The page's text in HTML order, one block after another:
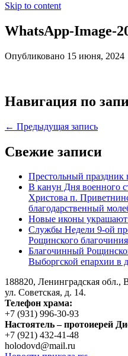
Skip to content
WhatsApp-Image-
Опубликовано 15 июня, 2024
Навигация по
← Предыдущая запись
Свежие записи
Престольный праздник
В канун Дня военного
Христова п.
благодарственный
Новые иконы
Службы Недели 9-ой
Рощинского благочиния
Благочинный
Выборгской епархии в
188820, Ленинградская обл.,
ул. Советская, д. 14.
Телефон храма:
+7 (931) 996-30-93
Настоятель – протоиерей
+7 (921) 432-41-48
holodovd@mail.ru